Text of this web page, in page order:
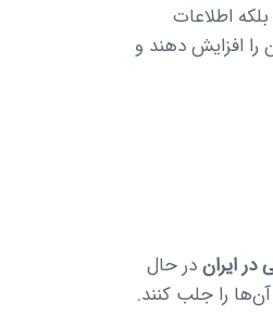
اطلاعات
را افزایش دهند و
در ایراندر حال
را جلب کنند.